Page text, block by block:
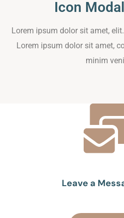
Icon
Lorem ipsum dolor sit amet,
Lorem ipsum dolor sit amet,
minim
Leave a